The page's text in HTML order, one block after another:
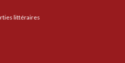
littéraires